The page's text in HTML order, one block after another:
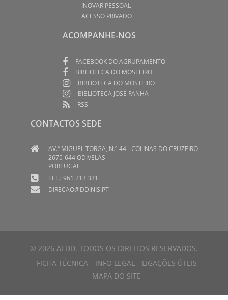
INOVAR PESSOAL
ACESSO PRIVADO
ACOMPANHE-NOS
FACEBOOK DO AGRUPAMENTO
BIBLIOTECA DO MOSTEIRO
BIBLIOTECA DO MOSTEIRO
BIBLIOTECA JOSÉ FANHA
RSS
CONTACTOS SEDE
AV.ª MIGUEL TORGA, N.º 44 - COLINAS DO CRUZEIRO
2675-644 ODIVELAS
PORTUGAL
TEL.: 961 213 331
DIRECAO@DDINIS.PT
© 2026 AEDD. TODOS OS DIREITOS RESERVADOS.
FICHA TÉCNICA
INFO LEGAL
LIGAÇÕES ÚTEIS
MAPA DO SITE